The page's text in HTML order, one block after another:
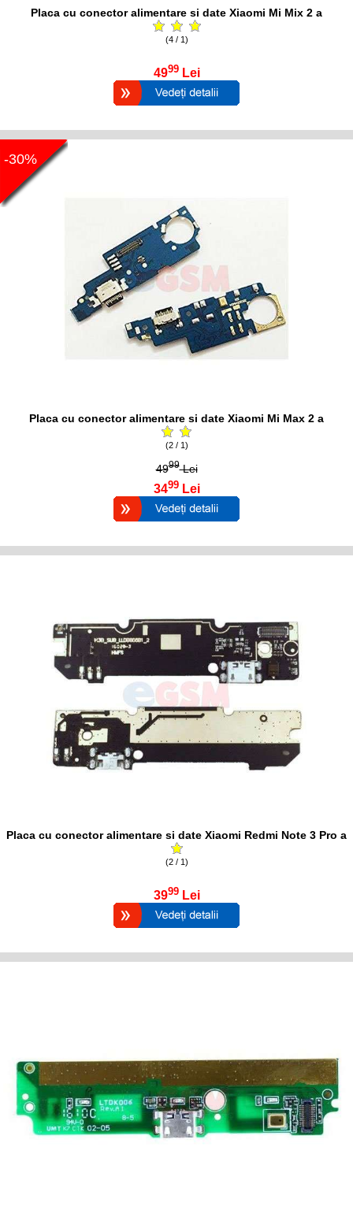
Placa cu conector alimentare si date Xiaomi Mi Mix 2 a
(4 / 1)
4999 Lei
-30%
Placa cu conector alimentare si date Xiaomi Mi Max 2 a
(2 / 1)
4999Lei
3499 Lei
Placa cu conector alimentare si date Xiaomi Redmi Note 3 Pro a
(2 / 1)
3999 Lei